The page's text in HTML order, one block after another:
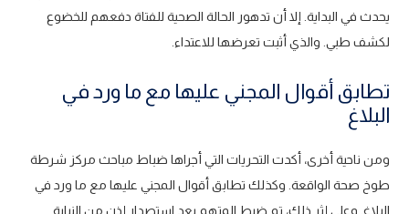
يحدث في البداية. إلا أن تدهور الحالة الصحية للفتاة دفعهم للخضوع
لكشف طبي. والذي أثبت تعرضها للاعتداء.
تطابق أقوال المجني عليها مع ما ورد في
البلاغ
ومن ناحية أخرى، أكدت التحريات التي أجراها ضباط مباحث مركز شرطة
طوخ صحة الواقعة. وكذلك تطابق أقوال المجني عليها مع ما ورد في
البلاغ. وعلى إثر ذلك، تم ضبط المتهم بعد استصدار إذن من النيابة